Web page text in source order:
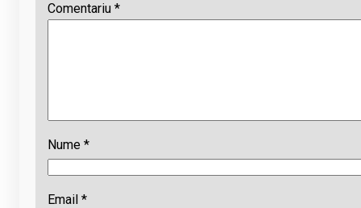
Comentariu *
Nume *
Email *